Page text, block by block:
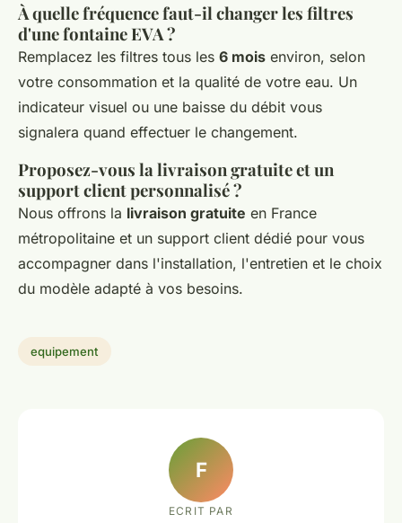
À quelle fréquence faut-il changer les filtres
d'une fontaine EVA ?
Remplacez les filtres tous les 6 mois environ, selon
votre consommation et la qualité de votre eau. Un
indicateur visuel ou une baisse du débit vous
signalera quand effectuer le changement.
Proposez-vous la livraison gratuite et un
support client personnalisé ?
Nous offrons la livraison gratuite en France
métropolitaine et un support client dédié pour vous
accompagner dans l'installation, l'entretien et le choix
du modèle adapté à vos besoins.
equipement
F
ECRIT PAR